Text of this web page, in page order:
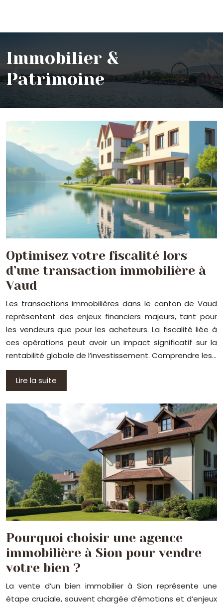
Immobilier &
Patrimoine
Optimisez votre fiscalité lors
d’une transaction immobilière à
Vaud
Les transactions immobilières dans le canton de Vaud
représentent des enjeux financiers majeurs, tant pour
les vendeurs que pour les acheteurs. La fiscalité liée à
ces opérations peut avoir un impact significatif sur la
rentabilité globale de l’investissement. Comprendre les…
Lire la suite
Pourquoi choisir une agence
immobilière à Sion pour vendre
votre bien ?
La vente d’un bien immobilier à Sion représente une
étape cruciale, souvent chargée d’émotions et d’enjeux